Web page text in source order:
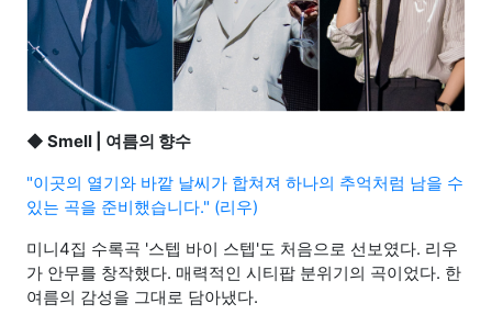
◆ Smell | 여름의 향수
"이곳의 열기와 바깥 날씨가 합쳐져 하나의 추억처럼 남을 수
있는 곡을 준비했습니다." (리우)
미니4집 수록곡 '스텝 바이 스텝'도 처음으로 선보였다. 리우
가 안무를 창작했다. 매력적인 시티팝 분위기의 곡이었다. 한
여름의 감성을 그대로 담아냈다.